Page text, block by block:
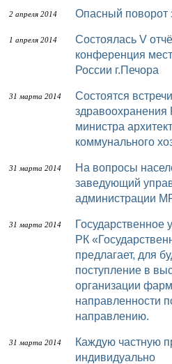
2 апреля 2014 Опасный
1 апреля 2014
Состоялась V отчётно-выборная
конференция
России г.Печора
31 марта 2014
Состоятся встречи с министром
здравоохранения
министра
коммунального
31 марта 2014
На вопросы населения ответит
заведующий
администрации
31 марта 2014
Государственное унитарное предприятие
РК
предлагает, для
поступление в
организации
направленности
направлению.
31 марта 2014
Каждую частную проблему готов решать
индивидуально